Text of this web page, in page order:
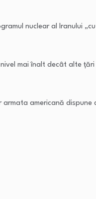
nuclear al Iranului
mai înalt decât alte
americană dispune